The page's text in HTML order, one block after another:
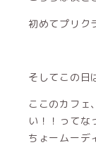
初めてプリク
そしてこの日
ここのカフェ
い！！ってな
ちょームーデ